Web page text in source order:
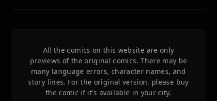
All the comics on this website are only
previews of the original comics. There may be
many language errors, character names, and
story lines. For the original version, please buy
the comic if it's available in your city.